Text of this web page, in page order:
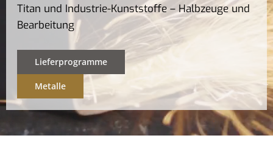
Titan und Industrie-Kunststoffe – Halbzeuge und
Bearbeitung
Lieferprogramme
Metalle